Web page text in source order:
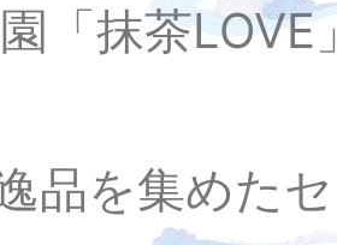
「抹茶LOVE
品を集めた